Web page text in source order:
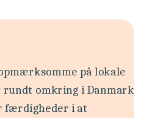
på lokale
rundt omkring i Danmark
færdigheder i at